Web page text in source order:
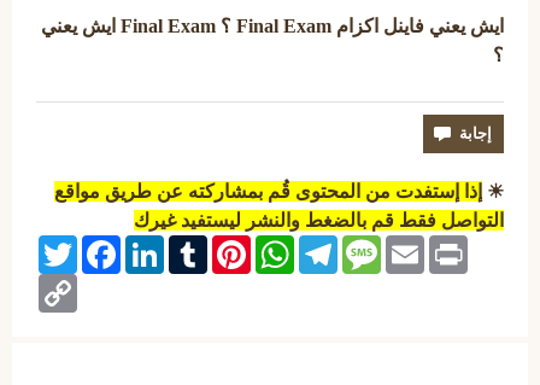
ايش يعني فاينل اكزام Final Exam ؟ Final Exam ايش يعني
؟
☀ إذا إستفدت من المحتوى قُم بمشاركته عن طريق مواقع
التواصل فقط قم بالضغط والنشر ليستفيد غيرك
Twitter
FacebookLinkedInTumblrPinterest
WhatsAppTelegramMessageEmail Print
Copy
Link